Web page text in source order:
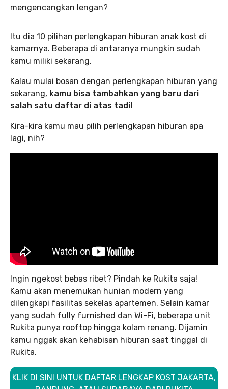
mengencangkan lengan?
Itu dia 10 pilihan perlengkapan hiburan anak kost di
kamarnya. Beberapa di antaranya mungkin sudah
kamu miliki sekarang.
Kalau mulai bosan dengan perlengkapan hiburan yang
sekarang, kamu bisa tambahkan yang baru dari
salah satu daftar di atas tadi!
Kira-kira kamu mau pilih perlengkapan hiburan apa
lagi, nih?
Ingin ngekost bebas ribet? Pindah ke Rukita saja!
Kamu akan menemukan hunian modern yang
dilengkapi fasilitas sekelas apartemen. Selain kamar
yang sudah fully furnished dan Wi-Fi, beberapa unit
Rukita punya rooftop hingga kolam renang. Dijamin
kamu nggak akan kehabisan hiburan saat tinggal di
Rukita.
KLIK DI SINI UNTUK DAFTAR LENGKAP KOST JAKARTA,